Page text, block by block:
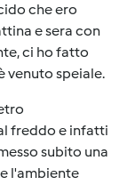
che ero
e sera con
ci ho fatto
venuto speiale.
freddo e infatti
subito una
l'ambiente